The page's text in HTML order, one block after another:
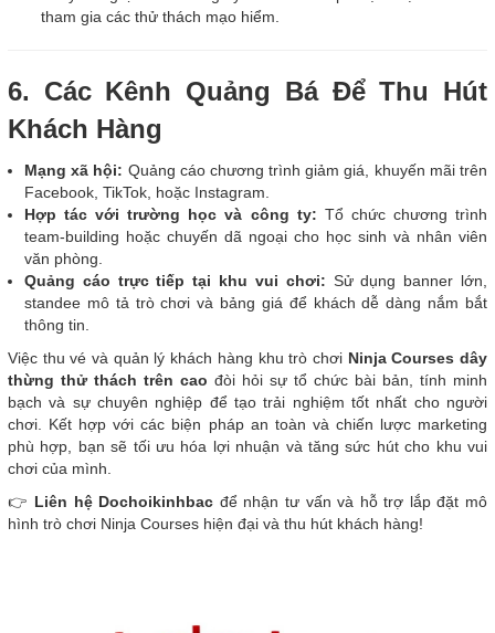
tham gia các thử thách mạo hiểm.
6. Các Kênh Quảng Bá Để Thu Hút
Khách Hàng
Mạng xã hội: Quảng cáo chương trình giảm giá, khuyến mãi trên
Facebook, TikTok, hoặc Instagram.
Hợp tác với trường học và công ty: Tổ chức chương trình
team-building hoặc chuyến dã ngoại cho học sinh và nhân viên
văn phòng.
Quảng cáo trực tiếp tại khu vui chơi: Sử dụng banner lớn,
standee mô tả trò chơi và bảng giá để khách dễ dàng nắm bắt
thông tin.
Việc thu vé và quản lý khách hàng khu trò chơi Ninja Courses dây
thừng thử thách trên cao đòi hỏi sự tổ chức bài bản, tính minh
bạch và sự chuyên nghiệp để tạo trải nghiệm tốt nhất cho người
chơi. Kết hợp với các biện pháp an toàn và chiến lược marketing
phù hợp, bạn sẽ tối ưu hóa lợi nhuận và tăng sức hút cho khu vui
chơi của mình.
👉 Liên hệ Dochoikinhbac để nhận tư vấn và hỗ trợ lắp đặt mô
hình trò chơi Ninja Courses hiện đại và thu hút khách hàng!